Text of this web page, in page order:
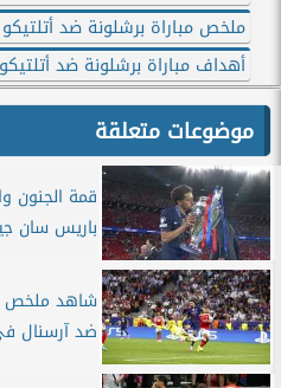
ملخص مباراة برشلونة ضد
أهداف مباراة برشلونة ضد
موضوعات متعلقة
قمة الجنون
باريس سان
شاهد ملخص و
ضد آرسنال